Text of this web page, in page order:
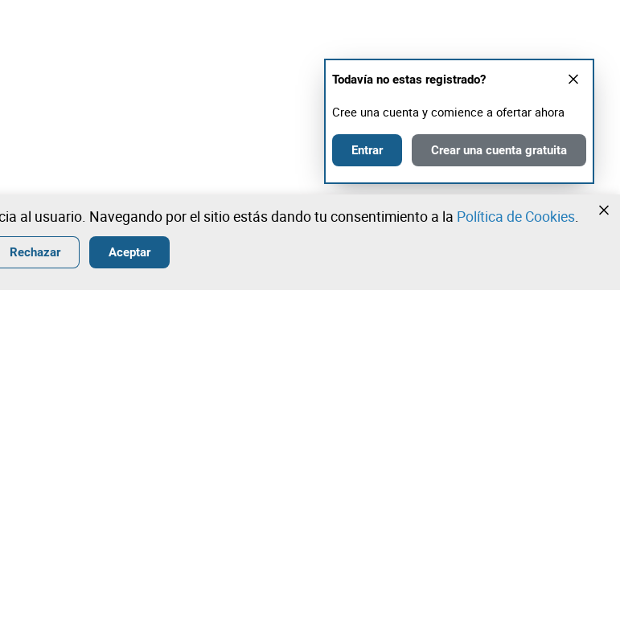
Todavía no estas registrado?
Cree una cuenta y comience a ofertar ahora
Entrar Crear una cuenta gratuita
al usuario. Navegando por el sitio estás dando tu consentimiento a la Política de Cookies.
Rechazar Aceptar